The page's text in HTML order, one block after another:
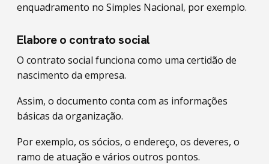
enquadramento no Simples Nacional, por exemplo.
Elabore o contrato social
O contrato social funciona como uma certidão de
nascimento da empresa.
Assim, o documento conta com as informações
básicas da organização.
Por exemplo, os sócios, o endereço, os deveres, o
ramo de atuação e vários outros pontos.